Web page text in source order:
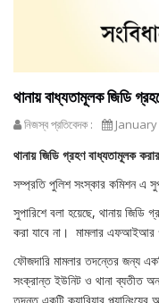
থানায় বাধ্যতামূলক জিডি
নিজস্ব প্রতিবেদক : January
থানায় জিডি গ্রহণ বাধ্যতামূলক
সম্প্রতি পুলিশ সংস্কার কমিশন এ
সুপারিশে বলা হয়েছে, থানায়
করা যাবে না। মামলার এফআইআর
ফৌজদারি মামলার তদন্তের জন্য
সংক্রান্ত ইউনিট ও থানা ব্যতীত